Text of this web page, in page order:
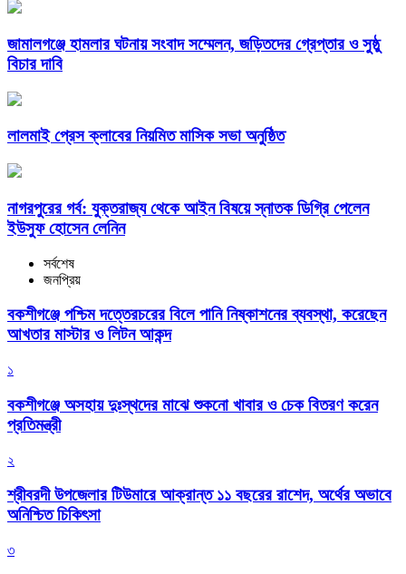
জামালগঞ্জে হামলার ঘটনায় সংবাদ সম্মেলন, জড়িতদের গ্রেপ্তার ও সুষ্ঠু
বিচার দাবি
লালমাই প্রেস ক্লাবের নিয়মিত মাসিক সভা অনুষ্ঠিত
নাগরপুরের গর্ব: যুক্তরাজ্য থেকে আইন বিষয়ে স্নাতক ডিগ্রি পেলেন
ইউসুফ হোসেন লেনিন
সর্বশেষ
জনপ্রিয়
বকশীগঞ্জে পশ্চিম দত্তেরচরের বিলে পানি নিষ্কাশনের ব্যবস্থা, করেছেন
আখতার মাস্টার ও লিটন আকন্দ
১
বকশীগঞ্জে অসহায় দুঃস্থদের মাঝে শুকনো খাবার ও চেক বিতরণ করেন
প্রতিমন্ত্রী
২
শ্রীবরদী উপজেলার টিউমারে আক্রান্ত ১১ বছরের রাশেদ, অর্থের অভাবে
অনিশ্চিত চিকিৎসা
৩